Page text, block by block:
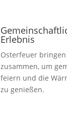
Erlebnis
Osterfeuer
zusammen, um
feiern und die
zu genießen.